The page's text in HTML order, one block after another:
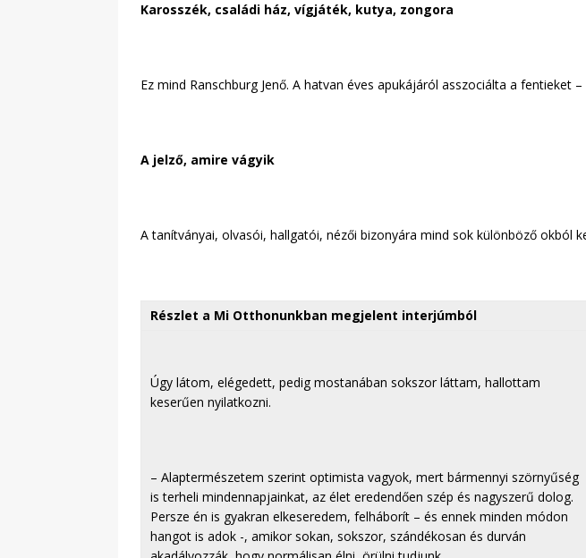
Karosszék, családi ház, vígjáték, kutya, zongora
Ez mind Ranschburg Jenő. A hatvan éves apukájáról asszociálta a fentieket
A jelző, amire vágyik
A tanítványai, olvasói, hallgatói, nézői bizonyára mind sok különböző okból
Részlet a Mi Otthonunkban megjelent interjúmból
Úgy látom, elégedett, pedig mostanában sokszor láttam, hallottam
keserűen nyilatkozni.
– Alaptermészetem szerint optimista vagyok, mert bármennyi szörnyűség
is terheli mindennapjainkat, az élet eredendően szép és nagyszerű dolog.
Persze én is gyakran elkeseredem, felháborít – és ennek minden módon
hangot is adok -, amikor sokan, sokszor, szándékosan és durván